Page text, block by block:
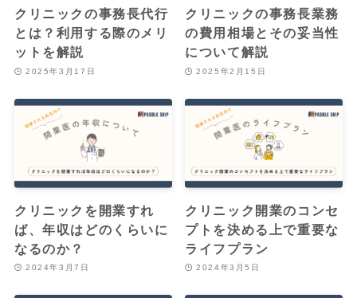
クリニックの事務長代行
とは？利用する際のメリ
ットを解説
2025年3月17日
クリニックの事務長業務
の費用相場とその妥当性
について解説
2025年2月15日
クリニックを開業すれ
ば、年収はどのくらいに
なるのか？
2024年3月7日
クリニック開業のコンセ
プトを決める上で重要な
ライフプラン
2024年3月5日